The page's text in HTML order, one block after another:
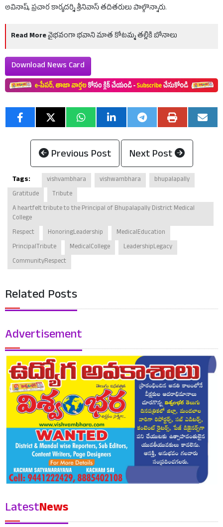
అవినాష్, ప్రచార కార్యదర్శి శ్రీనివాస్ తదితరులు పాల్గొన్నారు.
Read Moreవైభవంగా భవాని మాత కోటమ్మ తల్లికి బోనాలు
Download News Card
Previous Post Next Post
Tags: vishvambhara vishwambhara
bhupalapally
Gratitude
Tribute
A heartfelt tribute to the Principal of Bhupalapally District Medical
College
Respect
HonoringLeadership
MedicalEducation
PrincipalTribute
MedicalCollege
LeadershipLegacy
CommunityRespect
Related Posts
Advertisement
LatestNews